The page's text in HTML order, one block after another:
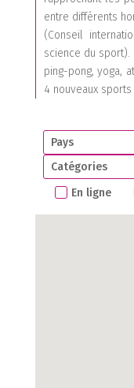
entre différents
(Conseil
science du
ping-pong, yoga,
4 nouveaux
En ligne